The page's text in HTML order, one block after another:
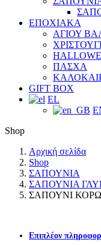
ΕΠΟΧΙΑΚΑ
ΑΓΙΟΥ
ΠΑΣΧΑ
GIFT BOX
EL
Shop
Αρχική σελίδα
Shop
ΣΑΠΟΥΝΙΑ
ΣΑΠΟΥΝΙΑ
ΣΑΠΟΥΝΙ
Επιπλέον